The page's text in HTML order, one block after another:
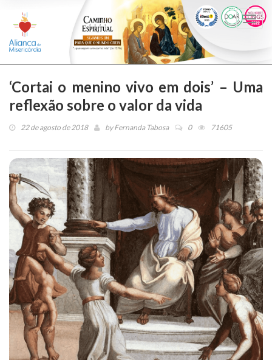
‘Cortai o menino vivo em dois’ – Uma
reflexão sobre o valor da vida
22 de agosto de 2018 byFernanda Tabosa 0 71605